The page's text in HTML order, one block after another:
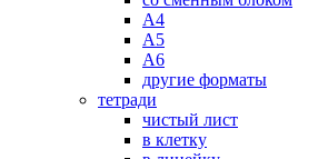
А4
А5
А6
другие форматы
тетради
чистый лист
в клетку